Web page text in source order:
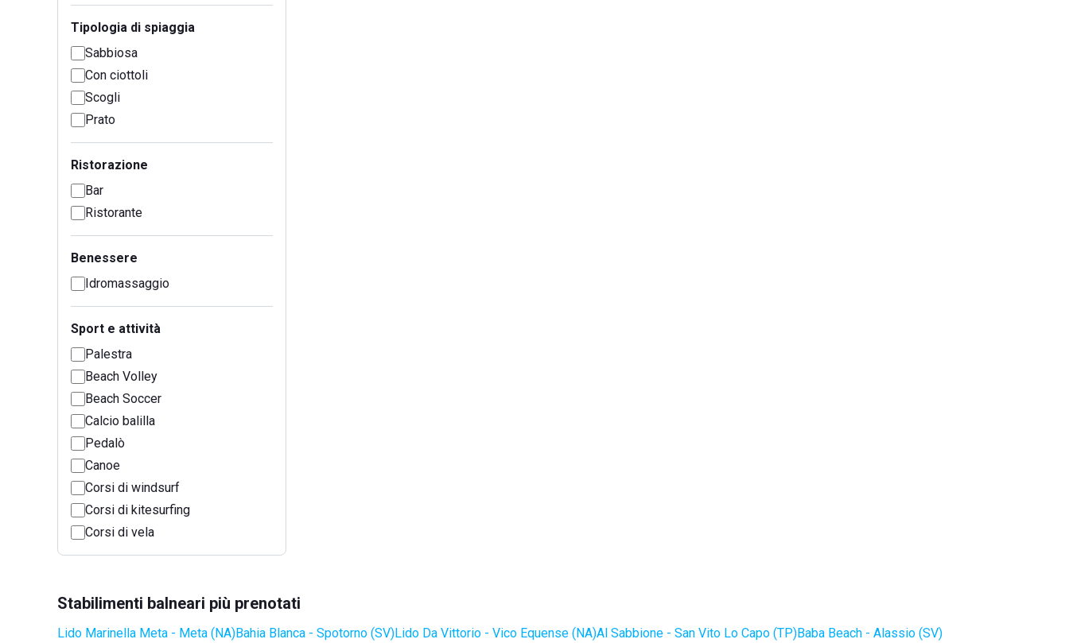
Tipologia di spiaggia
Sabbiosa
Con ciottoli
Scogli
Prato
Ristorazione
Bar
Ristorante
Benessere
Idromassaggio
Sport e attività
Palestra
Beach Volley
Beach Soccer
Calcio balilla
Pedalò
Canoe
Corsi di windsurf
Corsi di kitesurfing
Corsi di vela
Stabilimenti balneari più prenotati
Lido Marinella Meta - Meta (NA)Bahia Blanca - Spotorno (SV)Lido Da Vittorio - Vico Equense (NA)Al Sabbione - San Vito Lo Capo (TP)Baba Beach - Alassio (SV)